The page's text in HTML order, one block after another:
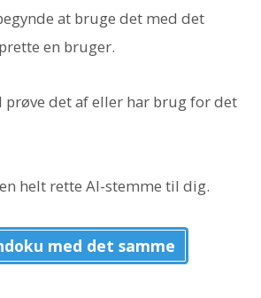
at bruge det med det
en bruger.
det af eller har brug for det
helt rette AI-stemme til dig.
med det samme